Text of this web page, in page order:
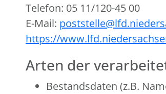
Telefon: 05 11/120-45 00
E-Mail:
https://
Arten der
Bestandsdaten (z.B.